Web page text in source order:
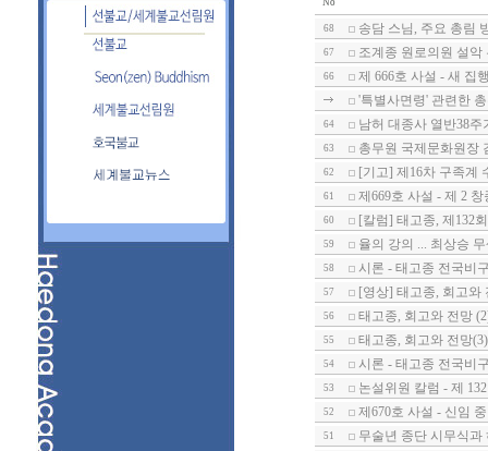
No
68 송담 스님, 주요 총림
67 조계종 원로의원 설악
66
제 666호 사설 - 새 집
'특별사면령' 관련한
64 남허 대종사 열반38주
63 총무원 국제문화원장
62 [기고] 제16차 구족계
61 제669호 사설 - 제 2
60 [칼럼] 태고종, 제132
59 율의 강의 ... 최상승
58 시론 - 태고종 전국비
57 [영상] 태고종, 회고와
56 태고종, 회고와 전망
55 태고종, 회고와 전망(3)
54 시론 - 태고종 전국비
53 논설위원 칼럼 - 제
52 제670호 사설 - 신임
51 무술년 종단 시무식과